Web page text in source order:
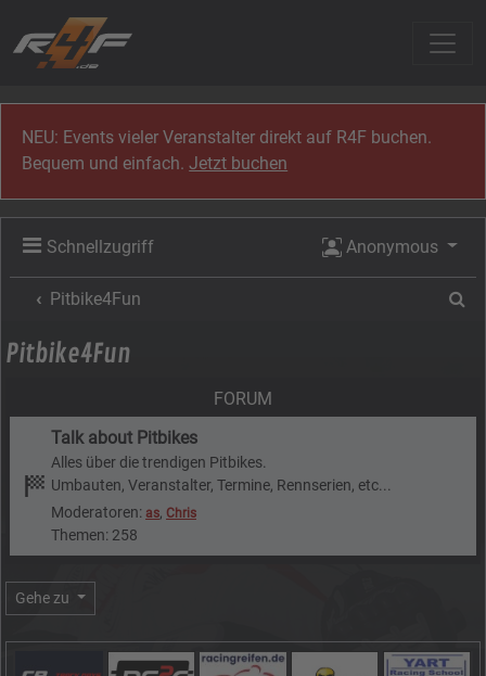
NEU: Events vieler Veranstalter direkt auf R4F buchen.
Bequem und einfach.Jetzt buchen
Schnellzugriff Anonymous
Pitbike4Fun
Pitbike4Fun
FORUM
Talk about Pitbikes
Alles über die trendigen Pitbikes.
Umbauten, Veranstalter, Termine, Rennserien, etc...
Moderatoren: as, Chris
Themen: 258
Gehe zu